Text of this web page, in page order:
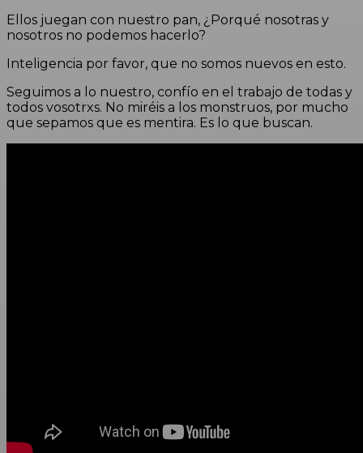
Ellos juegan con nuestro pan, ¿Porqué nosotras y
nosotros no podemos hacerlo?
Inteligencia por favor, que no somos nuevos en esto.
Seguimos a lo nuestro, confío en el trabajo de todas y
todos vosotrxs. No miréis a los monstruos, por mucho
que sepamos que es mentira. Es lo que buscan.